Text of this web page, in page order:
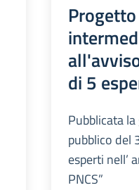
di 5
Pubblicata
pubblico del
esperti nell’
PNCS”